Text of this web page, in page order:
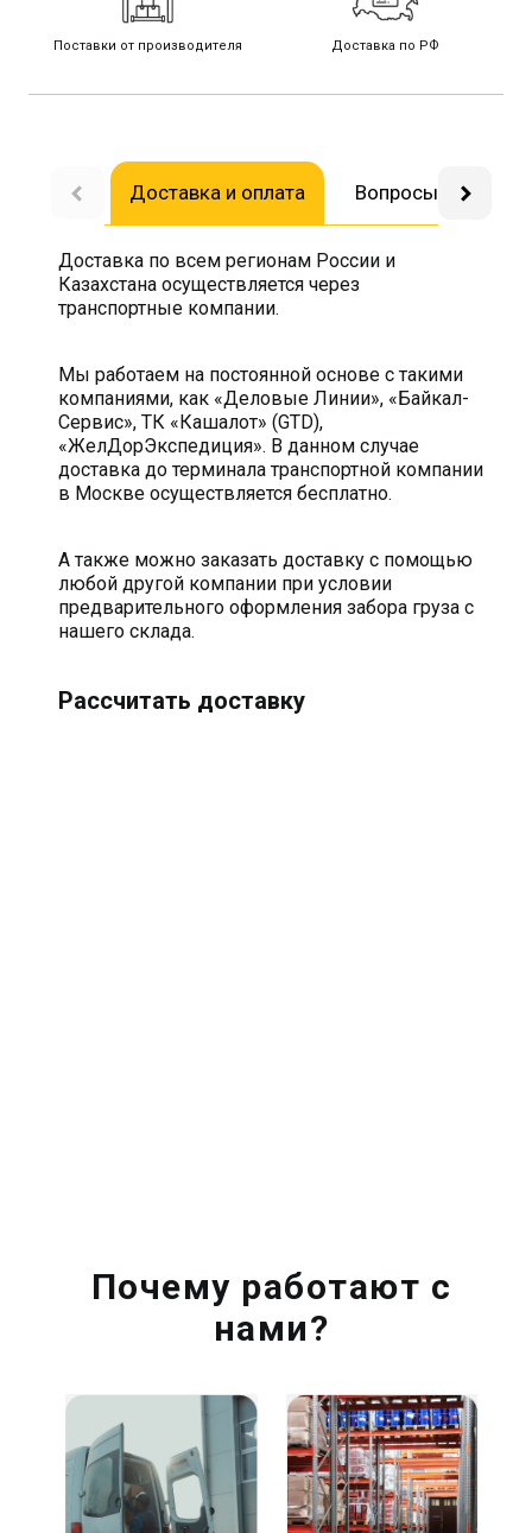
Поставки от производителя Доставка по РФ
Доставка и оплата Вопросы-ответы
Доставка по всем регионам России и
Казахстана осуществляется через
транспортные компании.
Мы работаем на постоянной основе с такими
компаниями, как «Деловые Линии», «Байкал-
Сервис», ТК «Кашалот» (GTD),
«ЖелДорЭкспедиция». В данном случае
доставка до терминала транспортной компании
в Москве осуществляется бесплатно.
А также можно заказать доставку с помощью
любой другой компании при условии
предварительного оформления забора груза с
нашего склада.
Рассчитать доставку
Почему работают с
нами?